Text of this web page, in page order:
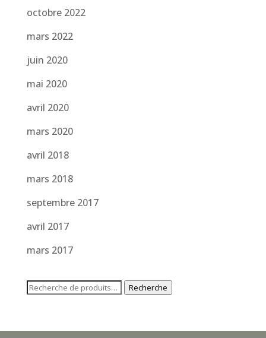
octobre 2022
mars 2022
juin 2020
mai 2020
avril 2020
mars 2020
avril 2018
mars 2018
septembre 2017
avril 2017
mars 2017
Recherche
Recherche